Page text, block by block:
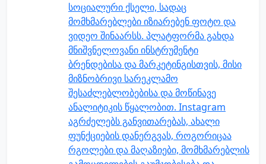
სოციალური ქსელი, სადაც
მომხმარებლები იზიარებენ ფოტო და
ვიდეო შინაარსს. პლატფორმა გახდა
მნიშვნელოვანი ინსტრუმენტი
ბრენდებისა და მარკეტინგისთვის, მისი
მიზნობრივი სარეკლამო
შესაძლებლობებისა და მოწინავე
ანალიტიკის წყალობით. Instagram
აგრძელებს განვითარებას, ახალი
ფუნქციების დანერგვას, როგორიცაა
რგოლები და მაღაზიები, მომხმარებლის